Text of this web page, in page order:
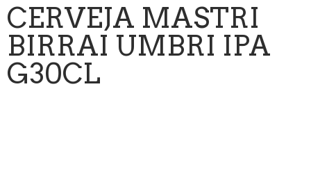
CERVEJA MASTRI
BIRRAI UMBRI IPA
G30CL